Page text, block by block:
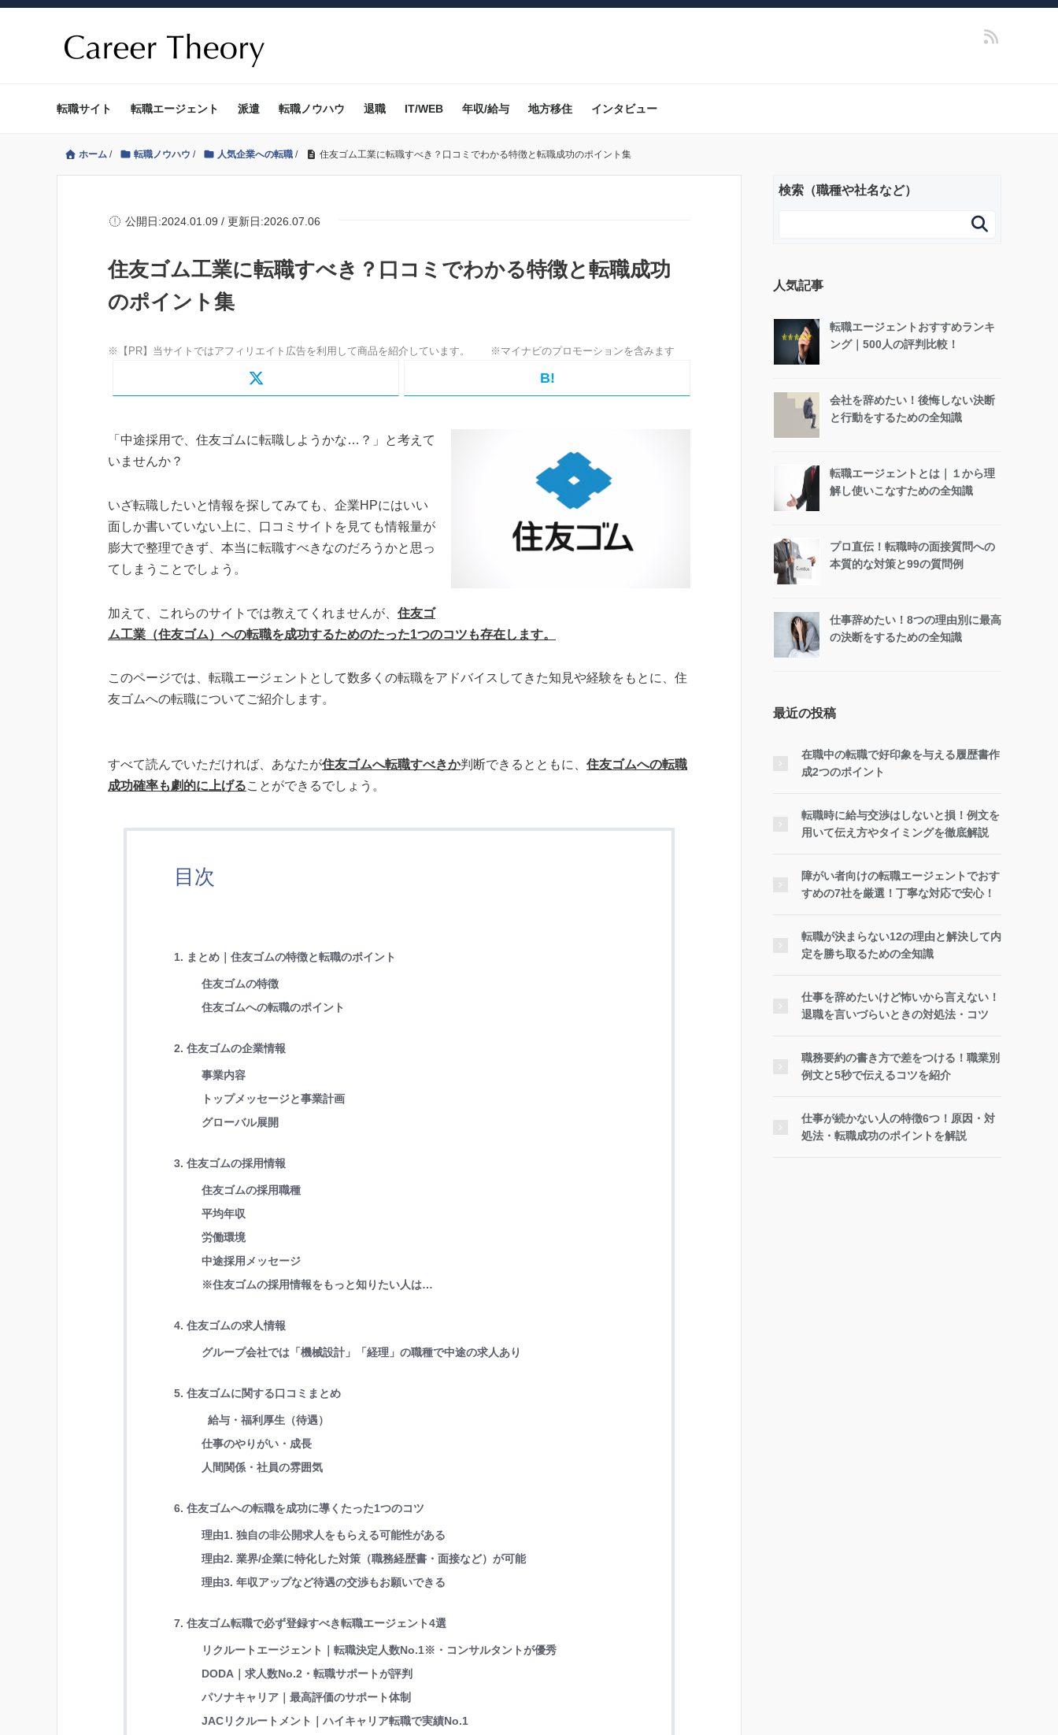
転職サイト 転職エージェント 派遣 転職ノウハウ 退職 IT/WEB 年収/給与 地方移住 インタビュー
ホーム / 転職ノウハウ / 人気企業への転職 / 住友ゴム工業に転職すべき？口コミでわかる特徴と転職成功のポイント集
公開日:2024.01.09 / 更新日:2026.07.06
住友ゴム工業に転職すべき？口コミでわかる特徴と転職成功
のポイント集
B!
「中途採用で、住友ゴムに転職しようかな…？」と考えて
いませんか？
いざ転職したいと情報を探してみても、企業HPにはいい
面しか書いていない上に、口コミサイトを見ても情報量が
膨大で整理できず、本当に転職すべきなのだろうかと思っ
てしまうことでしょう。
加えて、これらのサイトでは教えてくれませんが、 住友ゴ
ム工業（住友ゴム）への転職を成功するためのたった1つのコツも存在します。
このページでは、転職エージェントとして数多くの転職をアドバイスしてきた知見や経験をもとに、住
友ゴムへの転職についてご紹介します。
すべて読んでいただければ、あなたが住友ゴムへ転職すべきか判断できるとともに、 住友ゴムへの転職
成功確率も劇的に上げることができるでしょう。
目次
1. まとめ｜住友ゴムの特徴と転職のポイント
住友ゴムの特徴
住友ゴムへの転職のポイント
2. 住友ゴムの企業情報
事業内容
トップメッセージと事業計画
グローバル展開
3. 住友ゴムの採用情報
住友ゴムの採用職種
平均年収
労働環境
中途採用メッセージ
※住友ゴムの採用情報をもっと知りたい人は…
4. 住友ゴムの求人情報
グループ会社では「機械設計」「経理」の職種で中途の求人あり
5. 住友ゴムに関する口コミまとめ
給与・福利厚生（待遇）
仕事のやりがい・成長
人間関係・社員の雰囲気
6. 住友ゴムへの転職を成功に導くたった1つのコツ
理由1. 独自の非公開求人をもらえる可能性がある
理由2. 業界/企業に特化した対策（職務経歴書・面接など）が可能
理由3. 年収アップなど待遇の交渉もお願いできる
7. 住友ゴム転職で必ず登録すべき転職エージェント4選
リクルートエージェント｜転職決定人数No.1※・コンサルタントが優秀
DODA｜求人数No.2・転職サポートが評判
パソナキャリア｜最高評価のサポート体制
JACリクルートメント｜ハイキャリア転職で実績No.1
検索（職種や社名など）

人気記事
転職エージェントおすすめランキ
ング｜500人の評判比較！
会社を辞めたい！後悔しない決断
と行動をするための全知識
転職エージェントとは｜１から理
解し使いこなすための全知識
プロ直伝！転職時の面接質問への
本質的な対策と99の質問例
仕事辞めたい！8つの理由別に最高
の決断をするための全知識
最近の投稿
在職中の転職で好印象を与える履歴書作
成2つのポイント
転職時に給与交渉はしないと損！例文を
用いて伝え方やタイミングを徹底解説
障がい者向けの転職エージェントでおす
すめの7社を厳選！丁寧な対応で安心！
転職が決まらない12の理由と解決して内
定を勝ち取るための全知識
仕事を辞めたいけど怖いから言えない！
退職を言いづらいときの対処法・コツ
職務要約の書き方で差をつける！職業別
例文と5秒で伝えるコツを紹介
仕事が続かない人の特徴6つ！原因・対
処法・転職成功のポイントを解説